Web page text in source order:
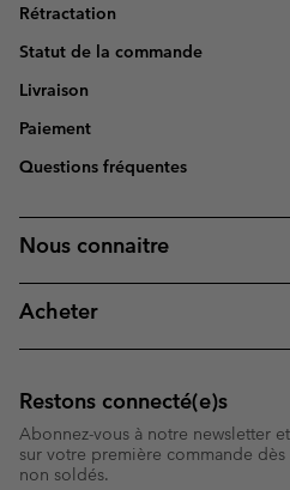
Rétractation
Statut de la commande
Livraison
Paiement
Questions fréquentes
Nous connaitre
Acheter
Restons connecté(e)s
Abonnez-vous à notre newsletter
sur votre première commande dès
non soldés.